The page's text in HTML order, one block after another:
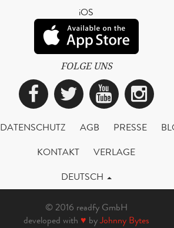
iOS
FOLGE UNS
Facebook
Twitter
DATENSCHUTZ AGB PRESSE
KONTAKT
VERLAGE
DEUTSCH
© 2016 readfy GmbH
developed with ♥ byJohnny Bytes